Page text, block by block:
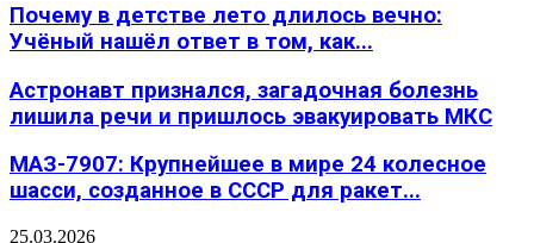
Почему в детстве лето длилось вечно:
Учёный нашёл ответ в том, как...
Астронавт признался, загадочная болезнь
лишила речи и пришлось эвакуировать МКС
МАЗ-7907: Крупнейшее в мире 24 колесное
шасси, созданное в СССР для ракет...
25.03.2026